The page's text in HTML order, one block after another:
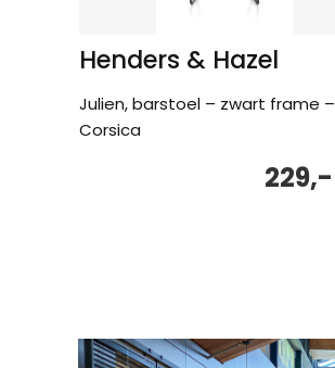
Henders & Hazel
Julien, barstoel – zwart frame –
Corsica
229,-